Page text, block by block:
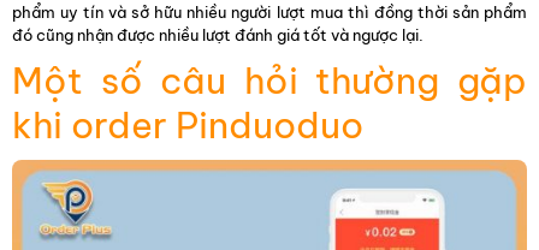
phẩm uy tín và sở hữu nhiều người lượt mua thì đồng thời sản phẩm
đó cũng nhận được nhiều lượt đánh giá tốt và ngược lại.
Một số câu hỏi thường gặp
khi order Pinduoduo